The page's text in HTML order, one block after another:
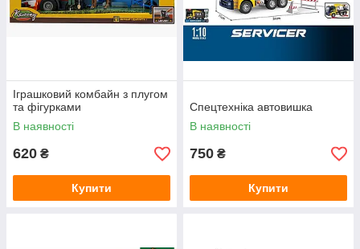
Іграшковий комбайн з плугом
та фігурками
В наявності
620 ₴
Купити
Спецтехніка автовишка
В наявності
750 ₴
Купити